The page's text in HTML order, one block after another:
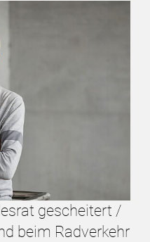
gescheitert /
beim Radverkehr